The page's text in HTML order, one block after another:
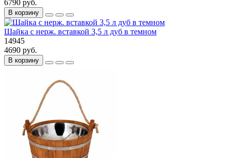
6790 руб.
В корзину
Шайка с нерж. вставкой 3,5 л дуб в темном
14945
4690 руб.
В корзину